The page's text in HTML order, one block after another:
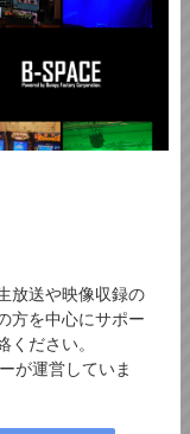
放送や映像収録の
方を中心にサポー
ください。
が運営していま